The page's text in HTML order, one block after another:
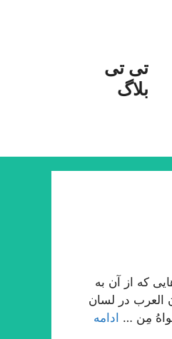
تی تی
بلاگ
که از آن به
العرب در لسان
مِن …
ادامه